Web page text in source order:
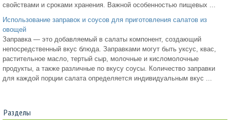
свойствами и сроками хранения. Важной особенностью пищевых ...
Использование заправок и соусов для приготовления салатов из
овощей
Заправка — это добавляемый в салаты компонент, создающий
непосредственный вкус блюда. Заправками могут быть уксус, квас,
растительное масло, тертый сыр, молочные и кисломолочные
продукты, а также различные по вкусу соусы. Количество заправки
для каждой порции салата определяется индивидуальным вкус ...
Разделы